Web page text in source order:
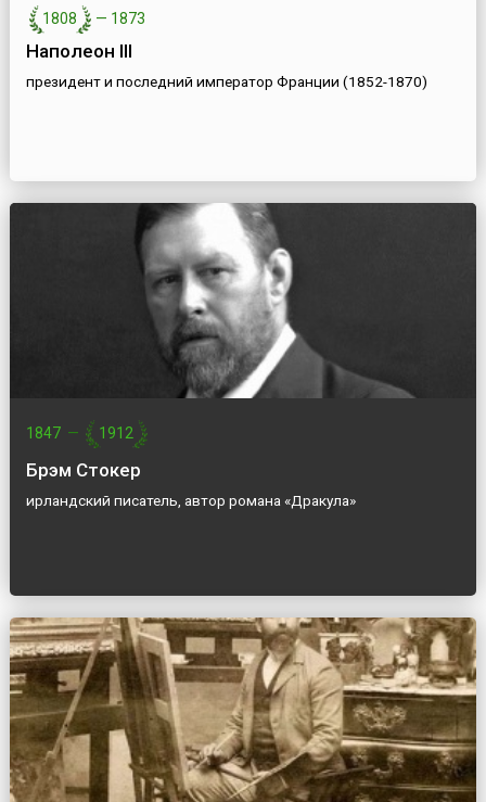
1808 — 1873
Наполеон III
президент и последний император Франции (1852-1870)
1847 — 1912
Брэм Стокер
ирландский писатель, автор романа «Дракула»